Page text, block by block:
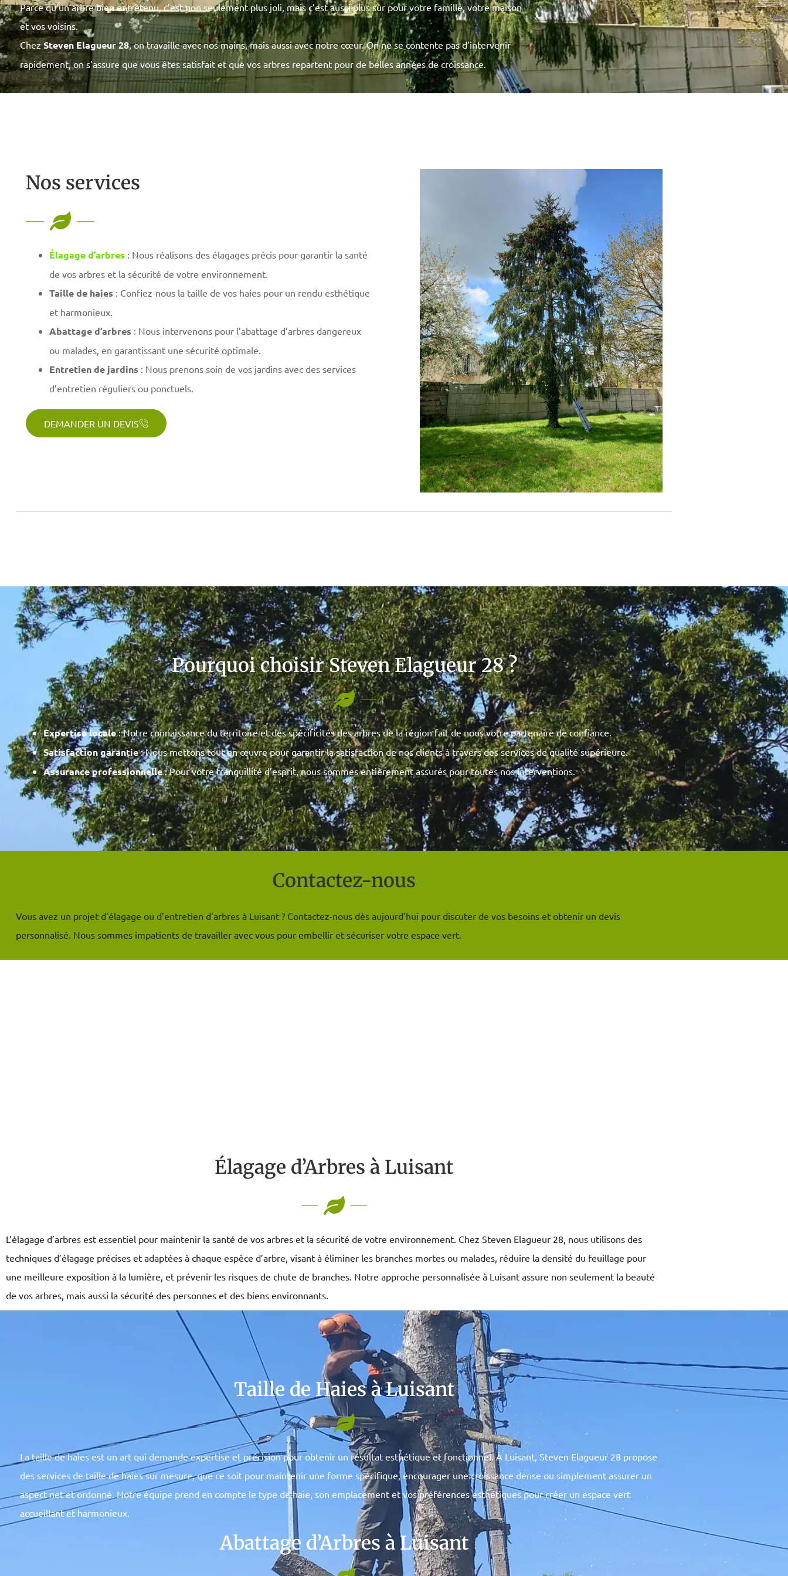
Parce qu’un arbre bien entretenu, c’est non seulement plus joli, mais c’est aussi plus sûr pour votre famille, votre maison
et vos voisins.
ChezSteven Elagueur 28, on travaille avec nos mains, mais aussi avec notre cœur. On ne se contente pas d’intervenir
rapidement, on s’assure que vous êtes satisfait et que vos arbres repartent pour de belles années de croissance.
Nos services
Élagage d’arbres : Nous réalisons des élagages précis pour garantir la santé
de vos arbres et la sécurité de votre environnement.
Taille de haies : Confiez-nous la taille de vos haies pour un rendu esthétique
et harmonieux.
Abattage d’arbres : Nous intervenons pour l’abattage d’arbres dangereux
ou malades, en garantissant une sécurité optimale.
Entretien de jardins : Nous prenons soin de vos jardins avec des services
d’entretien réguliers ou ponctuels.
DEMANDER UN DEVIS
Pourquoi choisir Steven Elagueur 28 ?
Expertise locale: Notre connaissance du territoire et des spécificités des arbres de la région fait de nous votre partenaire de confiance.
Satisfaction garantie: Nous mettons tout en œuvre pour garantir la satisfaction de nos clients à travers des services de qualité supérieure.
Assurance professionnelle: Pour votre tranquillité d’esprit, nous sommes entièrement assurés pour toutes nos interventions.
Contactez-nous
Vous avez un projet d’élagage ou d’entretien d’arbres à Luisant ? Contactez-nous dès aujourd’hui pour discuter de vos besoins et obtenir un devis
personnalisé. Nous sommes impatients de travailler avec vous pour embellir et sécuriser votre espace vert.
Élagage d’Arbres à Luisant
L’élagage d’arbres est essentiel pour maintenir la santé de vos arbres et la sécurité de votre environnement. Chez Steven Elagueur 28, nous utilisons des
techniques d’élagage précises et adaptées à chaque espèce d’arbre, visant à éliminer les branches mortes ou malades, réduire la densité du feuillage pour
une meilleure exposition à la lumière, et prévenir les risques de chute de branches. Notre approche personnalisée à Luisant assure non seulement la beauté
de vos arbres, mais aussi la sécurité des personnes et des biens environnants.
Taille de Haies à Luisant
La taille de haies est un art qui demande expertise et précision pour obtenir un résultat esthétique et fonctionnel. À Luisant, Steven Elagueur 28 propose
des services de taille de haies sur mesure, que ce soit pour maintenir une forme spécifique, encourager une croissance dense ou simplement assurer un
aspect net et ordonné. Notre équipe prend en compte le type de haie, son emplacement et vos préférences esthétiques pour créer un espace vert
accueillant et harmonieux.
Abattage d’Arbres à Luisant